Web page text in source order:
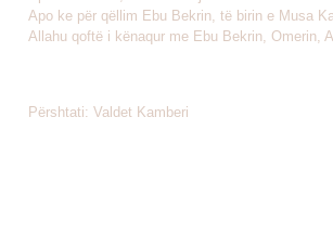
Apo ke për qëllim Ebu Bekrin, të birin e Musa
Allahu qoftë i kënaqur me Ebu Bekrin, Omerin,
Përshtati: Valdet Kamberi